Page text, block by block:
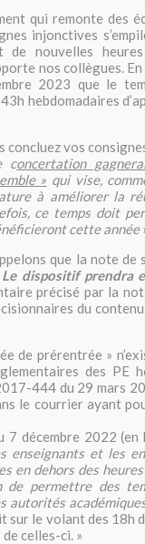
qui remonte des
injonctives
de nouvelles
nos collègues.
2023 que le
hebdomadaires
vos
concertation
» qui vise,
à améliorer la
ce temps doit
cette année
que la note de
Le dispositif prendra
précisé par la
du
de prérentrée »
des PE
444 du 29 mars
le courrier ayant
décembre 2022 (en
enseignants et les
en dehors des
de permettre des
autorités
sur le volant des
celles-ci. »